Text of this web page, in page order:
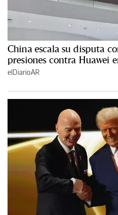
China escala su disputa
presiones contra Huawei
elDiarioAR